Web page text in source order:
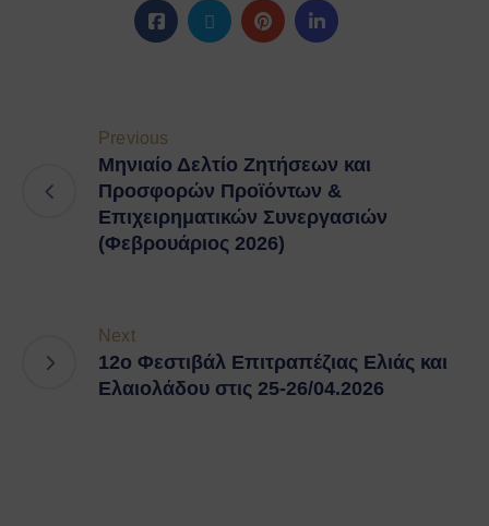
Previous
Μηνιαίο Δελτίο Ζητήσεων και
Προσφορών Προϊόντων &
Επιχειρηματικών Συνεργασιών
(Φεβρουάριος 2026)
Next
12o Φεστιβάλ Επιτραπέζιας Ελιάς και
Ελαιολάδου στις 25-26/04.2026